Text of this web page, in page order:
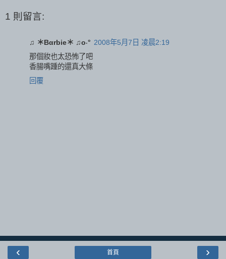
1 則留言:
♫ ＊Bαrbie＊ ♫o‧° 2008年5月7日 凌晨2:19
那個妝也太恐怖了吧
香腸嘴踵的還真大條
回覆
‹ ›
首頁